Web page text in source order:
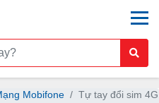
Mobifone Tự tay đổi sim